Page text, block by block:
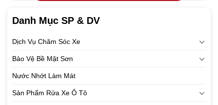
Danh Mục SP & DV
Dịch Vụ Chăm Sóc Xe
Bảo Vệ Bề Mặt Sơn
Nước Nhớt Làm Mát
Sản Phẩm Rửa Xe Ô Tô